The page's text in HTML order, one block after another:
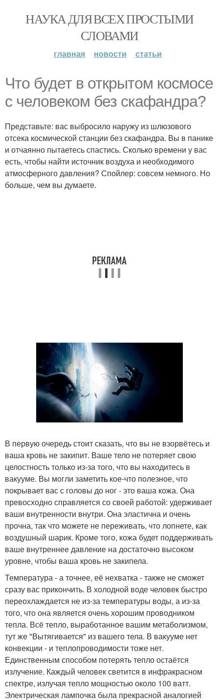
НАУКА ДЛЯ ВСЕХ ПРОСТЫМИ
СЛОВАМИ
главная новости статьи
Что будет в открытом космосе
с человеком без скафандра?
Представьте: вас выбросило наружу из шлюзового
отсека космической станции без скафандра. Вы в панике
и отчаянно пытаетесь спастись. Сколько времени у вас
есть, чтобы найти источник воздуха и необходимого
атмосферного давления? Спойлер: совсем немного. Но
больше, чем вы думаете.
В первую очередь стоит сказать, что вы не взорвётесь и
ваша кровь не закипит. Ваше тело не потеряет свою
целостность только из-за того, что вы находитесь в
вакууме. Вы могли заметить кое-что полезное, что
покрывает вас с головы до ног - это ваша кожа. Она
превосходно справляется со своей работой: удерживает
ваши внутренности внутри. Она эластична и очень
прочна, так что можете не переживать, что лопнете, как
воздушный шарик. Кроме того, кожа будет поддерживать
ваше внутреннее давление на достаточно высоком
уровне, чтобы ваша кровь не закипела.
Температура - а точнее, её нехватка - также не сможет
сразу вас прикончить. В холодной воде человек быстро
переохлаждается не из-за температуры воды, а из-за
того, что она является очень хорошим проводником
тепла. Всё тепло, выработанное вашим метаболизмом,
тут же "Вытягивается" из вашего тела. В вакууме нет
конвекции - и теплопроводимости тоже нет.
Единственным способом потерять тепло остаётся
излучение. Каждый человек светится в инфракрасном
спектре, излучая тепло мощностью около 100 ватт.
Электрическая лампочка была прекрасной аналогией